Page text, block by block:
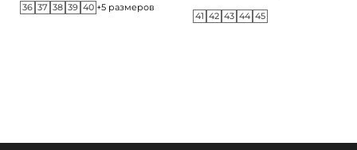
36 37 38 39 40 +5 размеров
41 42 43 44 45